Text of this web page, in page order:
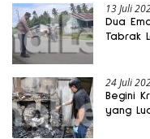
13 Juli
Dua
Tabrak
24 Juli
Begini
yang